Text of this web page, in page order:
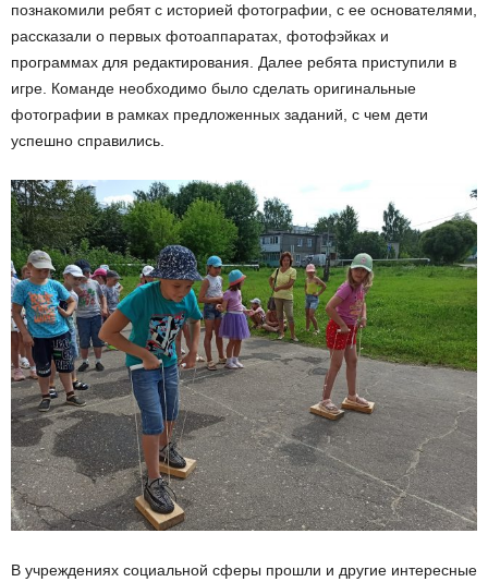
познакомили ребят с историей фотографии, с ее основателями,
рассказали о первых фотоаппаратах, фотофэйках и
программах для редактирования. Далее ребята приступили в
игре. Команде необходимо было сделать оригинальные
фотографии в рамках предложенных заданий, с чем дети
успешно справились.
В учреждениях социальной сферы прошли и другие интересные